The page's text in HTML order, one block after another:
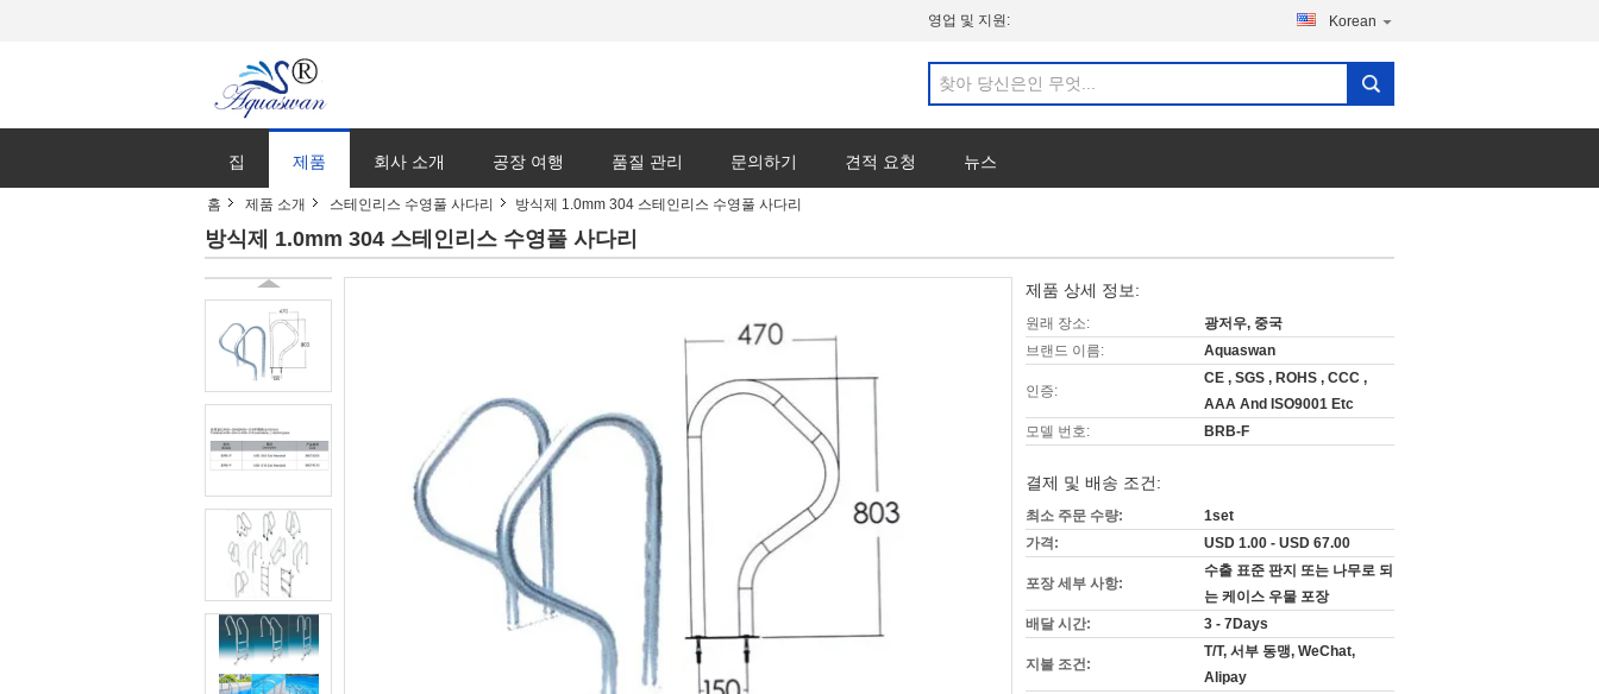
영업 및 지원: Korean
집 제품 회사 소개 공장 여행 품질 관리 문의하기 견적 요청 뉴스
홈 제품 소개 스테인리스 수영풀 사다리 방식제 1.0mm 304 스테인리스 수영풀 사다리
방식제 1.0mm 304 스테인리스 수영풀 사다리
제품 상세 정보:
원래 장소:
광저우, 중국
브랜드 이름:
Aquaswan
인증:
CE , SGS , ROHS , CCC ,
AAA And ISO9001 Etc
모델 번호:
BRB-F
결제 및 배송 조건:
최소 주문 수량:
1set
가격:
USD 1.00 - USD 67.00
포장 세부 사항:
수출 표준 판지 또는 나무로 되
는 케이스 우물 포장
배달 시간:
3 - 7Days
지불 조건:
T/T, 서부 동맹, WeChat,
Alipay